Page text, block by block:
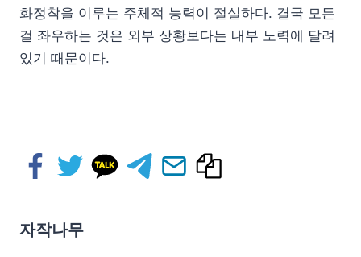
화정착을 이루는 주체적 능력이 절실하다. 결국 모든
걸 좌우하는 것은 외부 상황보다는 내부 노력에 달려
있기 때문이다.
자작나무